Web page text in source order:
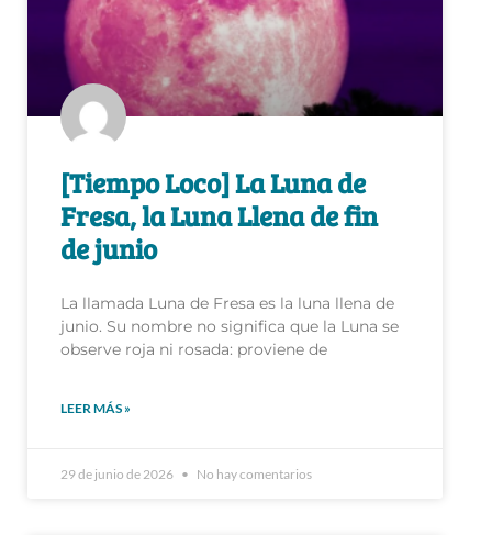
[Tiempo Loco] La Luna de
Fresa, la Luna Llena de fin
de junio
La llamada Luna de Fresa es la luna llena de
junio. Su nombre no significa que la Luna se
observe roja ni rosada: proviene de
LEER MÁS »
29 de junio de 2026 No hay comentarios